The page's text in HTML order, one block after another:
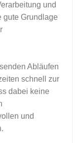
und
gute Grundlage
Abläufen
schnell zur
dabei keine
und